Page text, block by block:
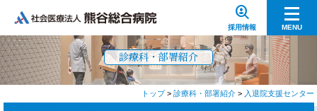
data_loss_prevention
採用情報 MENU
診療科・部署紹介
トップ> 診療科・部署紹介 > 入退院支援センター